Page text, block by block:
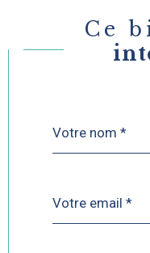
Ce
*
*